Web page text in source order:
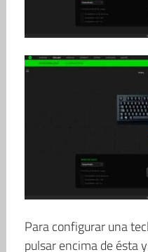
Para configurar una
pulsar encima de ésta